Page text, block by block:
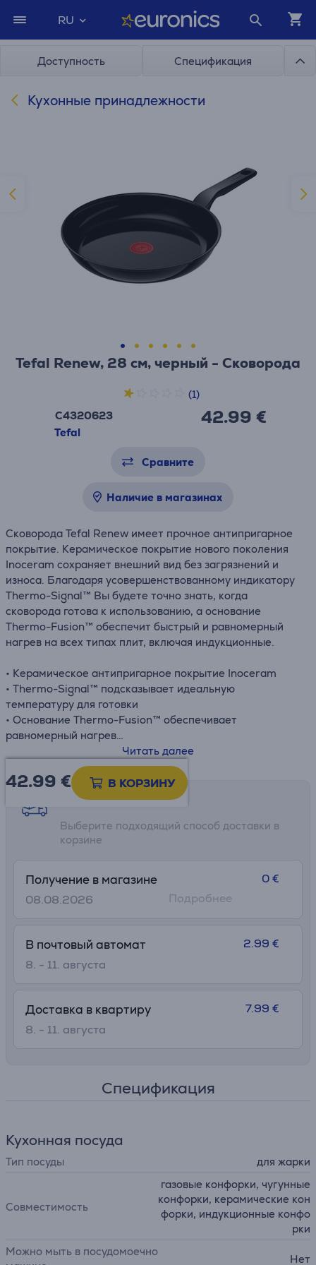
RU
Доступность Спецификация
Кухонные принадлежности
Tefal Renew, 28 см, черный - Сковорода
C4320623
Tefal
42.99 €
(1)
Сравните
Наличие в магазинах
Сковорода Tefal Renew имеет прочное антипригарное
покрытие. Керамическое покрытие нового поколения
Inoceram сохраняет внешний вид без загрязнений и
износа. Благодаря усовершенствованному индикатору
Thermo-Signal™ Вы будете точно знать, когда
сковорода готова к использованию, а основание
Thermo-Fusion™ обеспечит быстрый и равномерный
нагрев на всех типах плит, включая индукционные.
• Керамическое антипригарное покрытие Inoceram
• Thermo-Signal™ подсказывает идеальную
температуру для готовки
• Основание Thermo-Fusion™ обеспечивает
равномерный нагрев
• Подходит для газовых, электрических,
стеклокерамических и индукционных плит
Читать далее
42.99 € В КОРЗИНУ
Возможности доставки
Выберите подходящий способ доставки в
корзине
Получение в магазине
08.08.2026
0 €
Подробнее
В почтовый автомат
8. - 11. августа
2.99 €
Доставка в квартиру
8. - 11. августа
7.99 €
Спецификация
Кухонная посуда
Тип посуды для жарки
Совместимость
газовые конфорки, чугунные
конфорки, керамические кон
форки, индукционные конфо
рки
Можно мыть в посудомоечно
Нет